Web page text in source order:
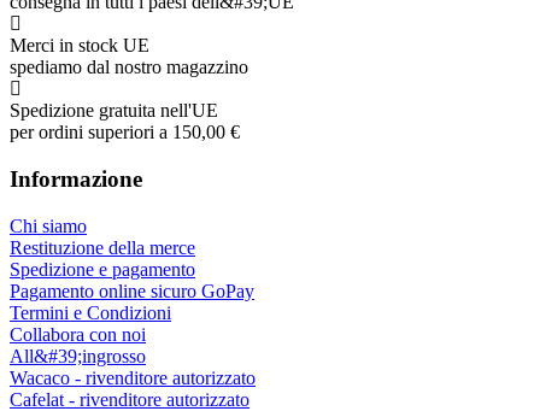
Merci in stock UE
spediamo dal nostro magazzino
Spedizione gratuita nell'UE
per ordini superiori a 150,00 €
Informazione
Chi siamo
Restituzione della merce
Spedizione e pagamento
Pagamento online sicuro GoPay
Termini e Condizioni
Collabora con noi
All&#39;ingrosso
Wacaco - rivenditore autorizzato
Cafelat - rivenditore autorizzato